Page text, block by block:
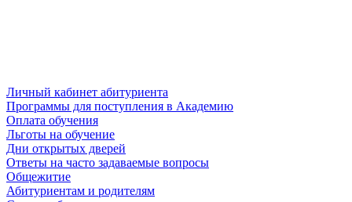
Личный кабинет абитуриента
Программы для поступления в Академию
Оплата обучения
Льготы на обучение
Дни открытых дверей
Ответы на часто задаваемые вопросы
Общежитие
Абитуриентам и родителям